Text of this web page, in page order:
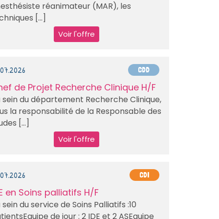
réanimateur (MAR), les
[...]
Voir l'offre
CDD
de Projet Recherche Clinique H/F
sein du département Recherche Clinique,
la responsabilité de la Responsable des
[...]
Voir l'offre
CDI
en Soins palliatifs H/F
sein du service de Soins Palliatifs :10
de jour : 2 IDE et 2 ASEquipe